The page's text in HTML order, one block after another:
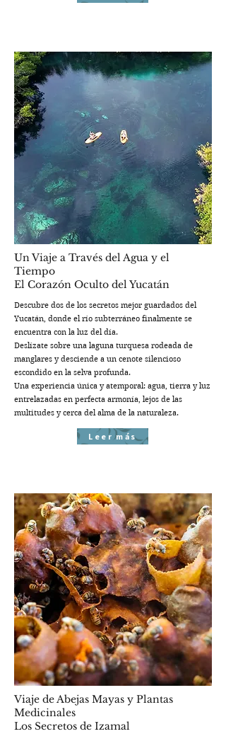
Un Viaje a Través del Agua y el
Tiempo
El Corazón Oculto del Yucatán
Descubre dos de los secretos mejor guardados del
Yucatán, donde el río subterráneo finalmente se
encuentra con la luz del día.
Deslízate sobre una laguna turquesa rodeada de
manglares y desciende a un cenote silencioso
escondido en la selva profunda.
Una experiencia única y atemporal: agua, tierra y luz
entrelazadas en perfecta armonía, lejos de las
multitudes y cerca del alma de la naturaleza.
Leer más
Viaje de Abejas Mayas y Plantas
Medicinales
Los Secretos de Izamal